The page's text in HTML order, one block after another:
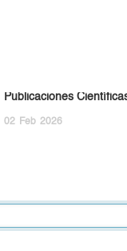
Publicaciones
02 Feb 2026